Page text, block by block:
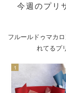
今週のプリ
フルールドゥマカ
れてるプ